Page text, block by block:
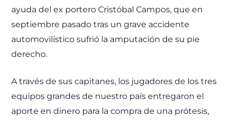
ayuda del ex portero Cristóbal Campos, que en
septiembre pasado tras un grave accidente
automovilístico sufrió la amputación de su pie
derecho.
A través de sus capitanes, los jugadores de los tres
equipos grandes de nuestro país entregaron el
aporte en dinero para la compra de una prótesis,